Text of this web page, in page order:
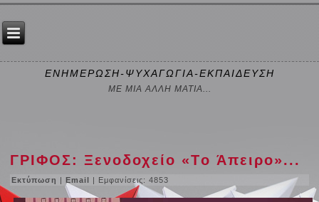
ΕΝΗΜΕΡΩΣΗ-ΨΥΧΑΓΩΓΙΑ-ΕΚΠΑΙΔΕΥΣΗ
ΜΕ ΜΙΑ ΑΛΛΗ ΜΑΤΙΑ...
ΓΡΙΦΟΣ: Ξενοδοχείο «Τo Άπειρο»...
Εκτύπωση |Email | Εμφανίσεις: 4853